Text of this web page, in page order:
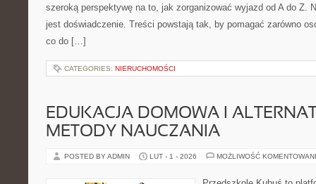
szeroką perspektywę na to, jak zorganizować wyjazd od A do Z.
jest doświadczenie. Treści powstają tak, by pomagać zarówno
co do […]
CATEGORIES: NIERUCHOMOŚCI
EDUKACJA DOMOWA I
METODY NAUCZANIA
POSTED BY ADMIN LUT - 1 - 2026 MOŻLIWOŚĆ